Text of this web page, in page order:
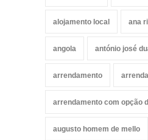
alojamento local ana
angola antónio josé
arrendamento
arrendamento com opção
augusto homem de mello